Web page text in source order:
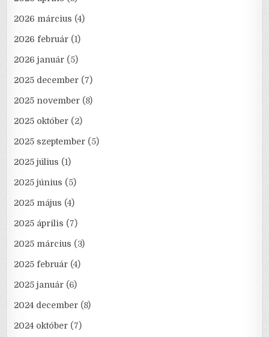
2026 március (4)
2026 február (1)
2026 január (5)
2025 december (7)
2025 november (8)
2025 október (2)
2025 szeptember (5)
2025 július (1)
2025 június (5)
2025 május (4)
2025 április (7)
2025 március (3)
2025 február (4)
2025 január (6)
2024 december (8)
2024 október (7)